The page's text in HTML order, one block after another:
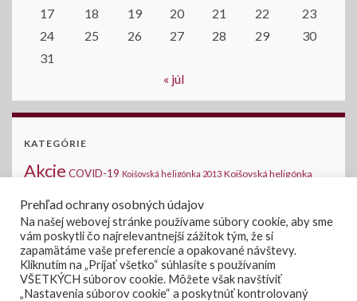
17
18 19 20 21 22
23
24
25 26 27 28 29
30
31
« júl
KATEGÓRIE
Akcie COVID-19 Kojšovská heligónka 2013 Kojšovská heligónka
šou - Kojšov Novinky na stránke
OznamyVerejné súťaže Voľby Voľby 2019
NRSR 2020 Zasadanie OZÚradná tabuľa
Prehľad ochrany osobných údajov
Na našej webovej stránke používame súbory cookie, aby sme
vám poskytli čo najrelevantnejší zážitok tým, že si
zapamätáme vaše preferencie a opakované návštevy.
Kliknutím na „Prijať všetko“ súhlasíte s používaním
VŠETKÝCH súborov cookie. Môžete však navštíviť
„Nastavenia súborov cookie“ a poskytnúť kontrolovaný